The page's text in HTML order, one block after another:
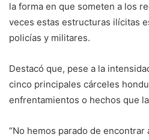
la forma en que someten a los
veces estas estructuras ilícitas
policías y militares.
Destacó que, pese a la
cinco principales cárceles
enfrentamientos o hechos que
“No hemos parado de encontrar